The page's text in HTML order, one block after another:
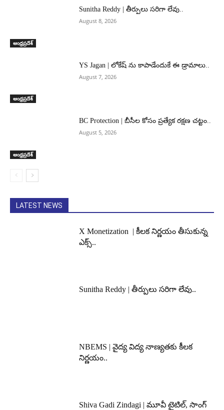
ఆంధ్రప్రదేశ్
Sunitha Reddy | తీర్పులు సరిగా లేవు..
August 8, 2026
ఆంధ్రప్రదేశ్
YS Jagan | లోకేష్ ను కాపాడేందుకే ఈ డ్రామాలు..
August 7, 2026
ఆంధ్రప్రదేశ్
BC Protection | బీసీల కోసం ప్రత్యేక రక్షణ చట్టం..
August 5, 2026
LATEST NEWS
X Monetization | కీలక నిర్ణయం తీసుకున్న
ఎక్స్..
Sunitha Reddy | తీర్పులు సరిగా లేవు..
NBEMS | వైద్య విద్య నాణ్యతకు కీలక
నిర్ణయం..
Shiva Gadi Zindagi | మూవీ టైటిల్, సాంగ్